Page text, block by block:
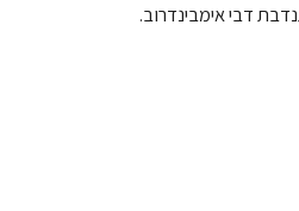
דבי אימבינדרוב.